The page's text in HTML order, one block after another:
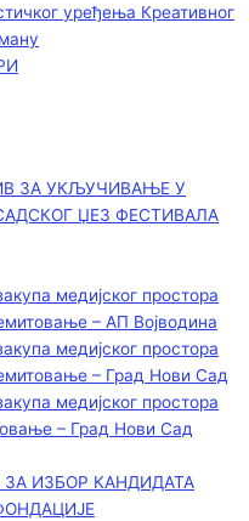
уређења Креативног
ЗА УКЉУЧИВАЊЕ У
ЏЕЗ ФЕСТИВАЛА
медијског простора
– АП Војводинa
медијског простора
– Град Нови Сад
медијског простора
– Град Нови Сад
ИЗБОР КАНДИДАТА